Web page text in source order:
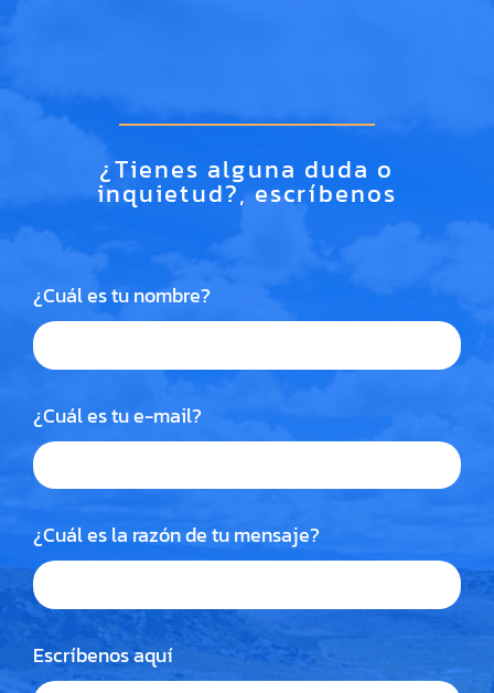
¿Tienes alguna duda o
inquietud?, escríbenos
¿Cuál es tu nombre?
¿Cuál es tu e-mail?
¿Cuál es la razón de tu mensaje?
Escríbenos aquí